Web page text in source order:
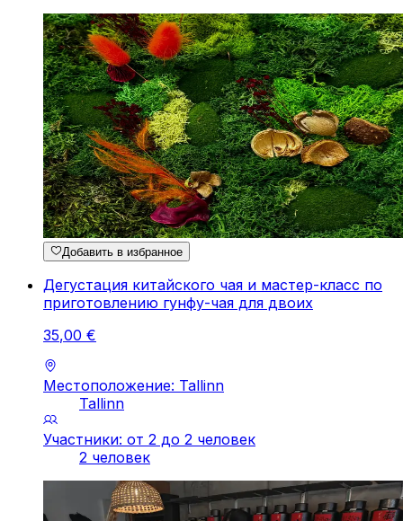
Добавить в избранное
Дегустация китайского чая и мастер-класс по
приготовлению гунфу-чая для двоих
35,00 €
Местоположение: Tallinn
Tallinn
Участники: от 2 до 2 человек
2 человек